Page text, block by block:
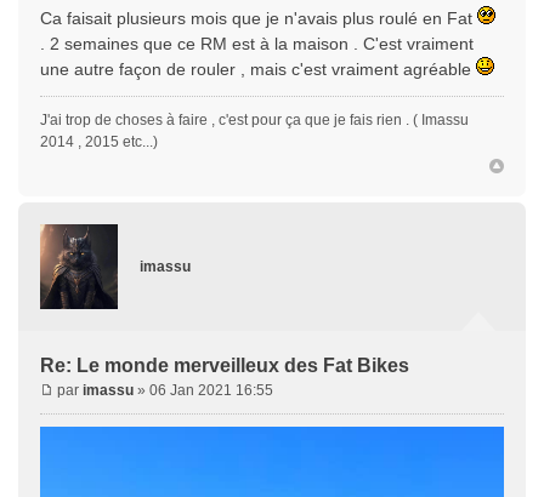
Ca faisait plusieurs mois que je n'avais plus roulé en Fat
. 2 semaines que ce RM est à la maison . C'est vraiment
une autre façon de rouler , mais c'est vraiment agréable
J'ai trop de choses à faire , c'est pour ça que je fais rien . ( Imassu
2014 , 2015 etc...)
imassu
Re: Le monde merveilleux des Fat Bikes
par imassu » 06 Jan 2021 16:55